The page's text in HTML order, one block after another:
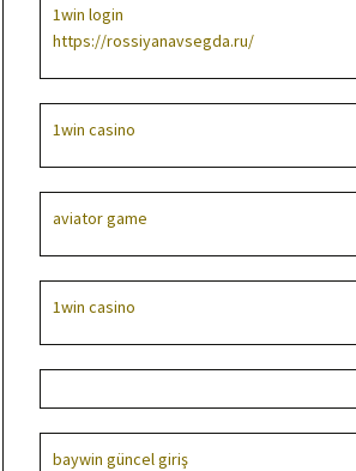
1win login
https://rossiyanavsegda.ru/
1win casino
aviator game
1win casino
baywin güncel giriş